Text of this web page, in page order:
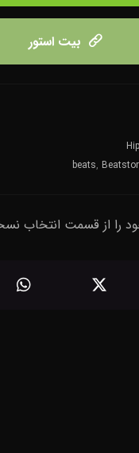
بیت استور
beats,
را از قسمت انتخاب